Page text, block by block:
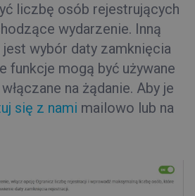
liczbę osób rejestrujących
wydarzenie. Inną
wybór daty zamknięcia
funkcje mogą być używane
na żądanie. Aby je
się z nami mailowo lub na